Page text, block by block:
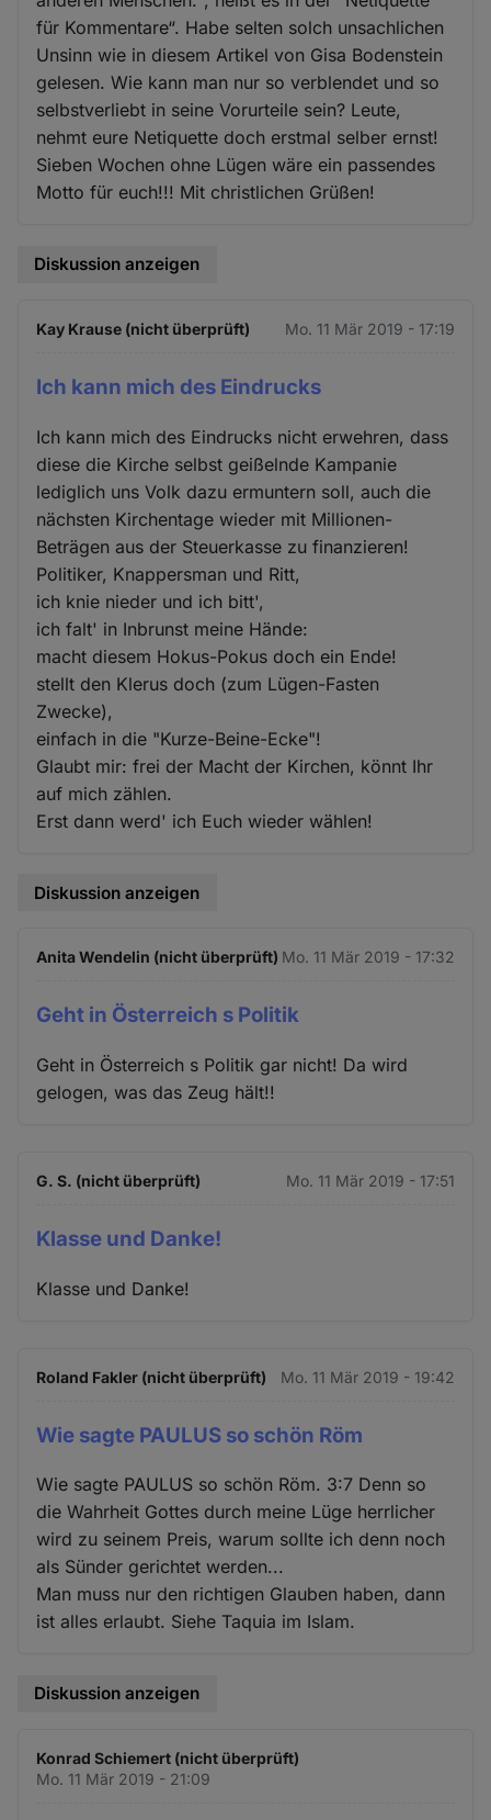
für Kommentare“. Habe selten solch unsachlichen
Unsinn wie in diesem Artikel von Gisa Bodenstein
gelesen. Wie kann man nur so verblendet und so
selbstverliebt in seine Vorurteile sein? Leute,
nehmt eure Netiquette doch erstmal selber ernst!
Sieben Wochen ohne Lügen wäre ein passendes
Motto für euch!!! Mit christlichen Grüßen!
Diskussion anzeigen
Kay Krause (nicht überprüft) Mo. 11 Mär 2019 - 17:19
Ich kann mich des Eindrucks
Ich kann mich des Eindrucks nicht erwehren, dass
diese die Kirche selbst geißelnde Kampanie
lediglich uns Volk dazu ermuntern soll, auch die
nächsten Kirchentage wieder mit Millionen-
Beträgen aus der Steuerkasse zu finanzieren!
Politiker, Knappersman und Ritt,
ich knie nieder und ich bitt',
ich falt' in Inbrunst meine Hände:
macht diesem Hokus-Pokus doch ein Ende!
stellt den Klerus doch (zum Lügen-Fasten
Zwecke),
einfach in die "Kurze-Beine-Ecke"!
Glaubt mir: frei der Macht der Kirchen, könnt Ihr
auf mich zählen.
Erst dann werd' ich Euch wieder wählen!
Diskussion anzeigen
Anita Wendelin (nicht überprüft) Mo. 11 Mär 2019 - 17:32
Geht in Österreich s Politik
Geht in Österreich s Politik gar nicht! Da wird
gelogen, was das Zeug hält!!
G. S. (nicht überprüft) Mo. 11 Mär 2019 - 17:51
Klasse und Danke!
Klasse und Danke!
Roland Fakler (nicht überprüft) Mo. 11 Mär 2019 - 19:42
Wie sagte PAULUS so schön Röm
Wie sagte PAULUS so schön Röm. 3:7 Denn so
die Wahrheit Gottes durch meine Lüge herrlicher
wird zu seinem Preis, warum sollte ich denn noch
als Sünder gerichtet werden...
Man muss nur den richtigen Glauben haben, dann
ist alles erlaubt. Siehe Taquia im Islam.
Diskussion anzeigen
Konrad Schiemert (nicht überprüft)
Mo. 11 Mär 2019 - 21:09